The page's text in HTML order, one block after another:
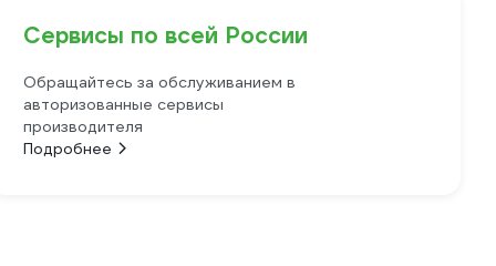
Сервисы по всей России
Обращайтесь за обслуживанием в
авторизованные сервисы
производителя
Подробнее